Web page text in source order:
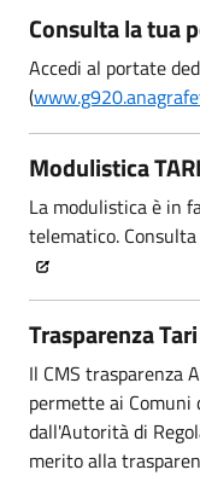
Consulta la tua
Accedi al portate
(
Modulistica
La modulistica è in
telematico. Consulta
Trasparenza Tari
Il CMS trasparenza
permette ai
dall'Autorità di
merito alla